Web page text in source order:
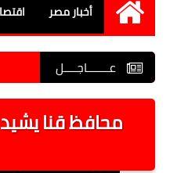
الرئيسية
أخبار مصر
عـــــــاجــــل
محافظ قنا